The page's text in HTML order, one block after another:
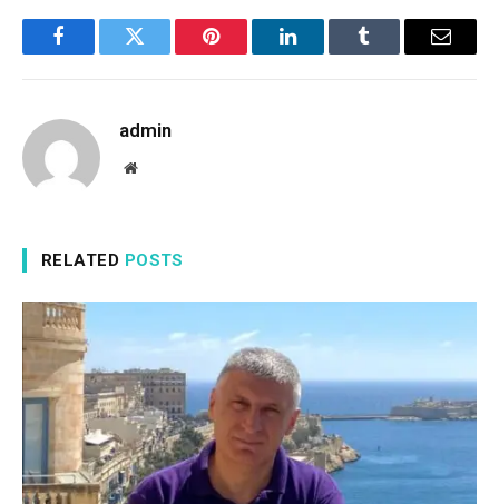
FacebookTwitter Pinterest LinkedInTumblr Email
admin
Website
RELATED POSTS